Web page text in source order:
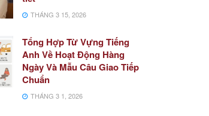
THÁNG 3 15, 2026
Tổng Hợp Từ Vựng Tiếng
Anh Về Hoạt Động Hàng
Ngày Và Mẫu Câu Giao Tiếp
Chuẩn
THÁNG 3 1, 2026